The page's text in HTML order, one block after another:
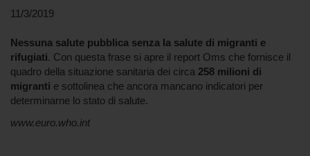
11/3/2019
Nessuna salute pubblica senza la salute di migranti e
rifugiati. Con questa frase si apre il report Oms che fornisce il
quadro della situazione sanitaria dei circa 258 milioni di
migranti e sottolinea che ancora mancano indicatori per
determinarne lo stato di salute.
www.euro.who.int